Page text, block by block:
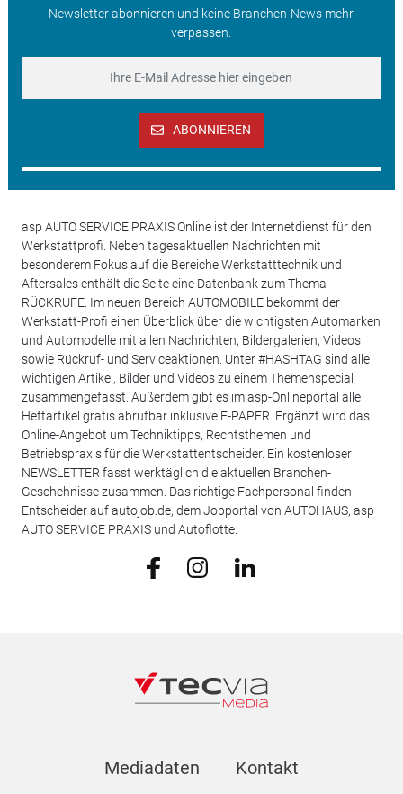
Newsletter abonnieren und keine Branchen-News mehr
verpassen.
ABONNIEREN
asp AUTO SERVICE PRAXIS Online ist der Internetdienst für den
Werkstattprofi. Neben tagesaktuellen Nachrichten mit
besonderem Fokus auf die Bereiche Werkstatttechnik und
Aftersales enthält die Seite eine Datenbank zum Thema
RÜCKRUFE. Im neuen Bereich AUTOMOBILE bekommt der
Werkstatt-Profi einen Überblick über die wichtigsten Automarken
und Automodelle mit allen Nachrichten, Bildergalerien, Videos
sowie Rückruf- und Serviceaktionen. Unter #HASHTAG sind alle
wichtigen Artikel, Bilder und Videos zu einem Themenspecial
zusammengefasst. Außerdem gibt es im asp-Onlineportal alle
Heftartikel gratis abrufbar inklusive E-PAPER. Ergänzt wird das
Online-Angebot um Techniktipps, Rechtsthemen und
Betriebspraxis für die Werkstattentscheider. Ein kostenloser
NEWSLETTER fasst werktäglich die aktuellen Branchen-
Geschehnisse zusammen. Das richtige Fachpersonal finden
Entscheider auf autojob.de, dem Jobportal von AUTOHAUS, asp
AUTO SERVICE PRAXIS und Autoflotte.
Mediadaten Kontakt